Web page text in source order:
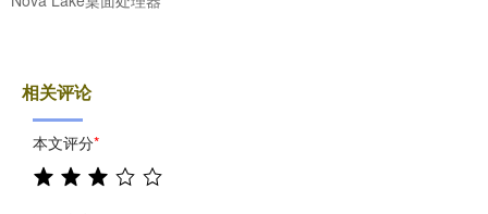
相关评论
本文评分*